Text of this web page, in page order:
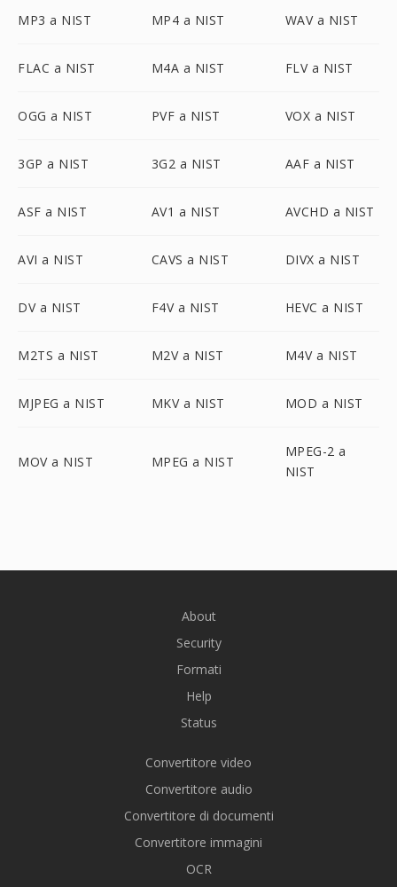
MP3 a NIST MP4 a NIST WAV a NIST
FLAC a NIST M4A a NIST FLV a NIST
OGG a NIST PVF a NIST VOX a NIST
3GP a NIST 3G2 a NIST AAF a NIST
ASF a NIST AV1 a NIST AVCHD a NIST
AVI a NIST CAVS a NIST DIVX a NIST
DV a NIST F4V a NIST HEVC a NIST
M2TS a NIST M2V a NIST M4V a NIST
MJPEG a NIST MKV a NIST MOD a NIST
MOV a NIST MPEG a NIST
MPEG-2 a
NIST
About
Security
Formati
Help
Status
Convertitore video
Convertitore audio
Convertitore di documenti
Convertitore immagini
OCR